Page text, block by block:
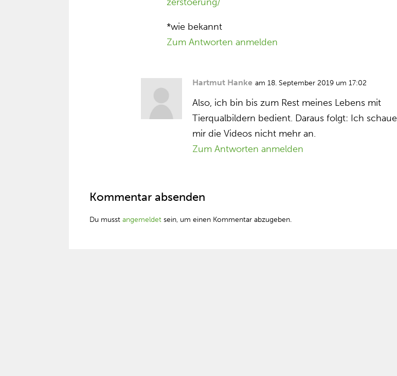
*wie bekannt
Zum Antworten anmelden
Hartmut Hanke am 18. September 2019 um 17:02
Also, ich bin bis zum Rest meines Lebens mit
Tierqualbildern bedient. Daraus folgt: Ich schaue
mir die Videos nicht mehr an.
Zum Antworten anmelden
Kommentar absenden
Du musstangemeldet sein, um einen Kommentar abzugeben.